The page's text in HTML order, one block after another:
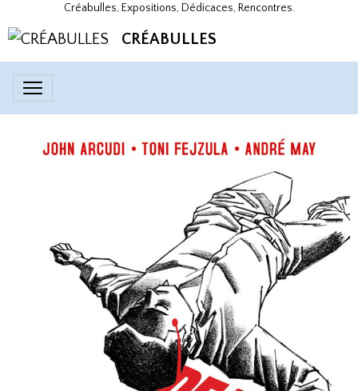
Créabulles, Expositions, Dédicaces, Rencontres.
CRÉABULLES